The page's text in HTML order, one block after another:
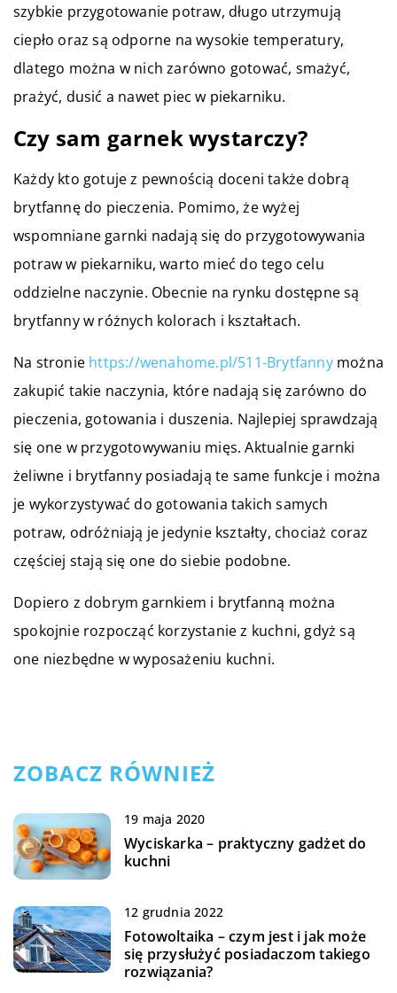
szybkie przygotowanie potraw, długo utrzymują
ciepło oraz są odporne na wysokie temperatury,
dlatego można w nich zarówno gotować, smażyć,
prażyć, dusić a nawet piec w piekarniku.
Czy sam garnek wystarczy?
Każdy kto gotuje z pewnością doceni także dobrą
brytfannę do pieczenia. Pomimo, że wyżej
wspomniane garnki nadają się do przygotowywania
potraw w piekarniku, warto mieć do tego celu
oddzielne naczynie. Obecnie na rynku dostępne są
brytfannyw różnych kolorach i kształtach.
Na stronie https://wenahome.pl/511-Brytfannymożna
zakupić takie naczynia, które nadają się zarówno do
pieczenia, gotowania i duszenia. Najlepiej sprawdzają
się one w przygotowywaniu mięs. Aktualnie garnki
żeliwne i brytfanny posiadają te same funkcje i można
je wykorzystywać do gotowania takich samych
potraw, odróżniają je jedynie kształty, chociaż coraz
częściej stają się one do siebie podobne.
Dopiero z dobrym garnkiem i brytfanną można
spokojnie rozpocząć korzystanie z kuchni, gdyż są
one niezbędne w wyposażeniu kuchni.
ZOBACZ RÓWNIEŻ
19 maja 2020
Wyciskarka – praktyczny gadżet do
kuchni
12 grudnia 2022
Fotowoltaika – czym jest i jak może
się przysłużyć posiadaczom takiego
rozwiązania?